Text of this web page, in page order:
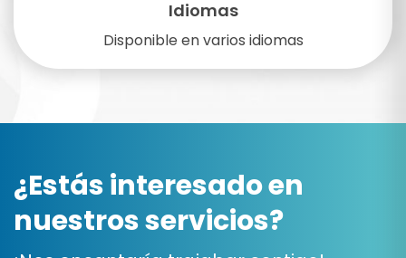
Idiomas
Disponible en varios idiomas
¿Estás interesado en
nuestros servicios?